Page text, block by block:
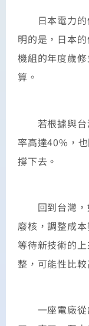
日本電力的
明的是，日本
機組的年度歲
算。
若根據與台
率高達40%，
撐下去。
回到台灣，
廢核，調整成
等待新技術的
整，可能性比
一座電廠從